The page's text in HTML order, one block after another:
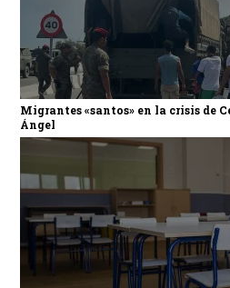
Migrantes «santos» en la crisis de
Ángel